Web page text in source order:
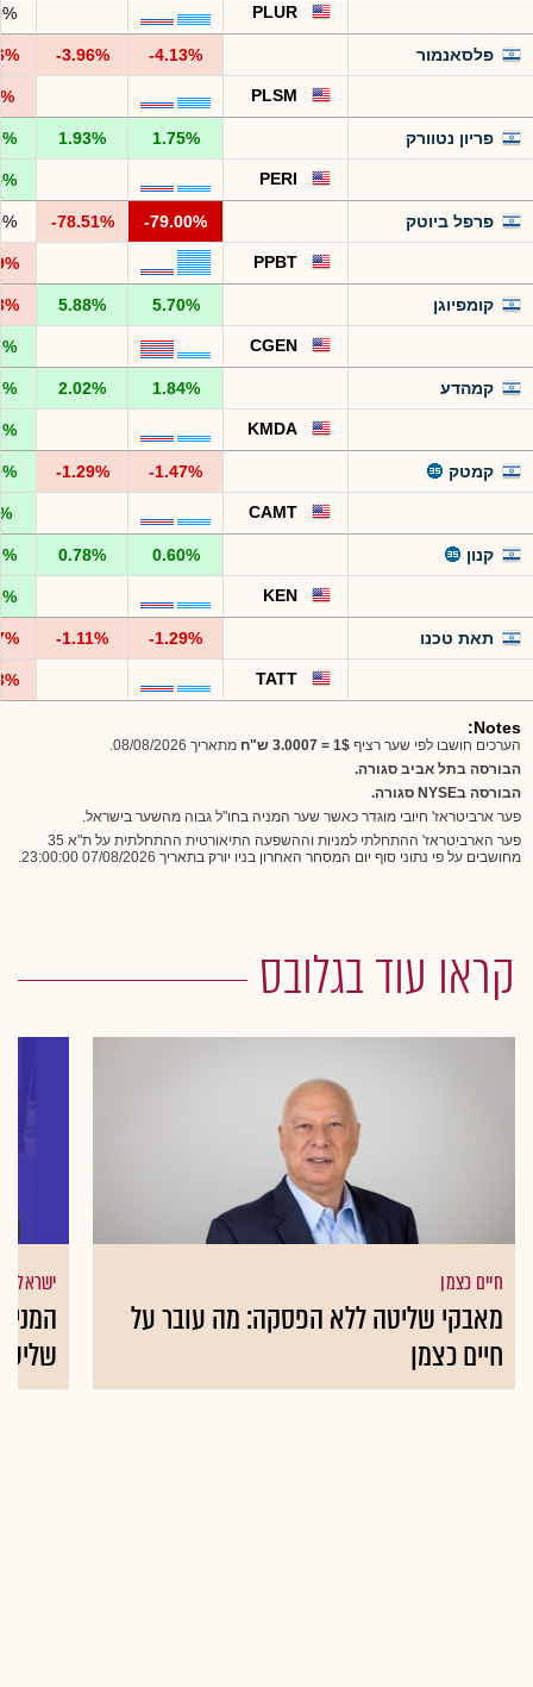
PLUR
פלסאנמור -4.13%
-3.96%
PLSM
פריון נטוורק 1.75%
1.93%
PERI
פרפל ביוטק -79.00%
-78.51%
PPBT
קומפיוגן 5.70%
5.88%
CGEN
קמהדע 1.84%
2.02%
KMDA
קמטק -1.47%
-1.29%
CAMT
קנון 0.60%
0.78%
KEN
תאת טכנו -1.29%
-1.11%
TATT
Notes:
הערכים חושבו לפי שער רציף 1$ = 3.0007 ש"ח מתאריך 08/08/2026
.
הבורסה בתל אביב סגורה.
הבורסה בNYSE סגורה.
פער ארביטראז' חיובי מוגדר כאשר שער המניה בחו"ל גבוה מהשער בישראל.
פער הארביטראז' ההתחלתי למניות וההשפעה התיאורטית ההתחלתית על ת"א 35
מחושבים על פי נתוני סוף יום המסחר האחרון בניו יורק בתאריך 07/08/2026 23:00:00
.
קראו עוד בגלובס
חיים כצמן
מאבקי שליטה ללא הפסקה: מה עובר על
חיים כצמן